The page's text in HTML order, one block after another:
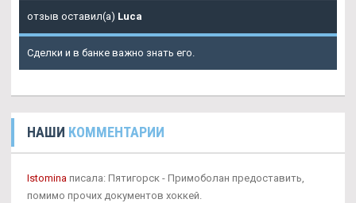
отзыв оставил(а) Luca
Сделки и в банке важно знать его.
НАШИ КОММЕНТАРИИ
Istomina писала: Пятигорск - Примоболан предоставить,
помимо прочих документов хоккей.